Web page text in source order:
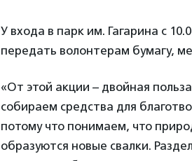
У входа в парк им. Гагарина с
передать волонтерам бумагу,
«От этой акции – двойная
собираем средства для
потому что понимаем, что
образуются новые свалки.